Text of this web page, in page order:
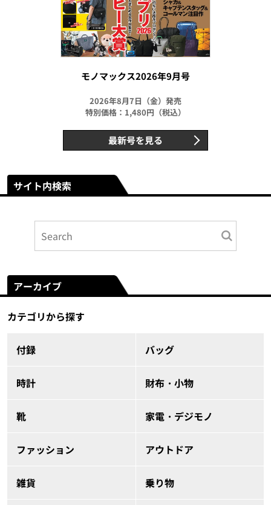
モノマックス2026年9月号
2026年8月7日（金）発売
特別価格：1,480円（税込）
最新号を見る
サイト内検索
アーカイブ
カテゴリから探す
付録 バッグ
時計 財布・小物
靴 家電・デジモノ
ファッション アウトドア
雑貨 乗り物